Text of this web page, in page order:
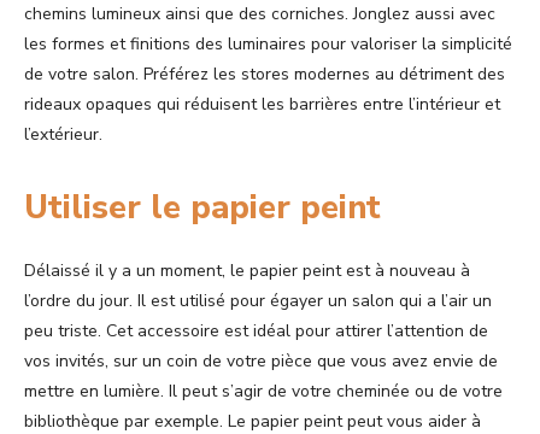
chemins lumineux ainsi que des corniches. Jonglez aussi avec
les formes et finitions des luminaires pour valoriser la simplicité
de votre salon. Préférez les stores modernes au détriment des
rideaux opaques qui réduisent les barrières entre l’intérieur et
l’extérieur.
Utiliser le papier peint
Délaissé il y a un moment, le papier peint est à nouveau à
l’ordre du jour. Il est utilisé pour égayer un salon qui a l’air un
peu triste. Cet accessoire est idéal pour attirer l’attention de
vos invités, sur un coin de votre pièce que vous avez envie de
mettre en lumière. Il peut s’agir de votre cheminée ou de votre
bibliothèque par exemple. Le papier peint peut vous aider à